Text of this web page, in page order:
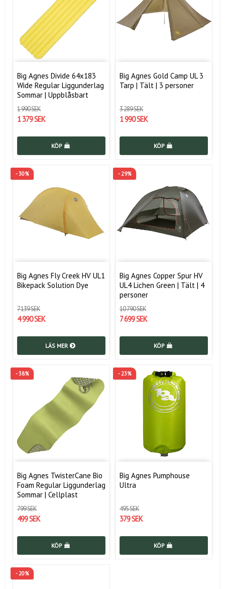
Big Agnes Divide 64x183
Wide Regular Liggunderlag
Sommar | Uppblåsbart
1 990 SEK
1 379 SEK
KÖP
Big Agnes Gold Camp UL 3
Tarp | Tält | 3 personer
3 289 SEK
1 990 SEK
KÖP
- 30%
Big Agnes Fly Creek HV UL1
Bikepack Solution Dye
7 139 SEK
4 990 SEK
LÄS MER
- 29%
Big Agnes Copper Spur HV
UL4 Lichen Green | Tält | 4
personer
10 790 SEK
7 699 SEK
KÖP
- 38%
Big Agnes TwisterCane Bio
Foam Regular Liggunderlag
Sommar | Cellplast
799 SEK
499 SEK
KÖP
- 23%
Big Agnes Pumphouse
Ultra
495 SEK
379 SEK
KÖP
- 20%